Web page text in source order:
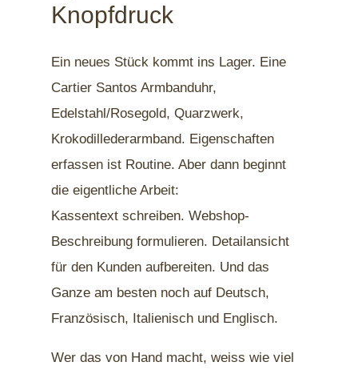
Knopfdruck
Ein neues Stück kommt ins Lager. Eine
Cartier Santos Armbanduhr,
Edelstahl/Rosegold, Quarzwerk,
Krokodillederarmband. Eigenschaften
erfassen ist Routine. Aber dann beginnt
die eigentliche Arbeit:
Kassentext schreiben. Webshop-
Beschreibung formulieren. Detailansicht
für den Kunden aufbereiten. Und das
Ganze am besten noch auf Deutsch,
Französisch, Italienisch und Englisch.
Wer das von Hand macht, weiss wie viel